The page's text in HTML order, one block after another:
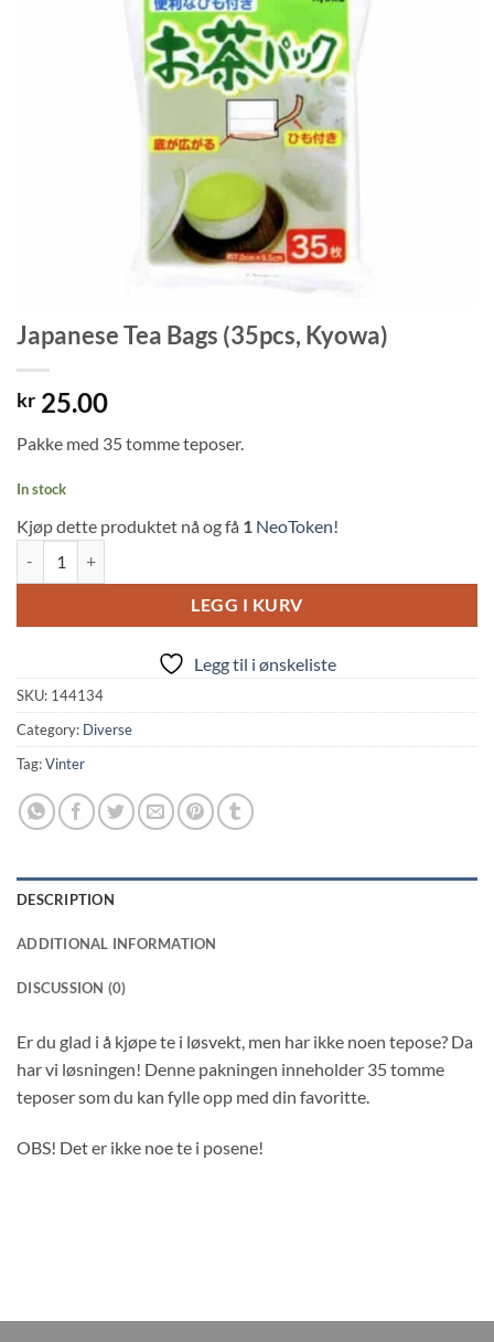
Japanese Tea Bags (35pcs, Kyowa)
kr 25.00
Pakke med 35 tomme teposer.
In stock
Kjøp dette produktet nå og få 1 NeoToken!
LEGG I KURV
Legg til i ønskeliste
SKU: 144134
Category: Diverse
Tag:Vinter
DESCRIPTION
ADDITIONAL INFORMATION
DISCUSSION (0)
Er du glad i å kjøpe te i løsvekt, men har ikke noen tepose? Da
har vi løsningen! Denne pakningen inneholder 35 tomme
teposer som du kan fylle opp med din favoritte.
OBS! Det er ikke noe te i posene!